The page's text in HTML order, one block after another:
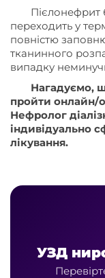
Пієлонефрит
переходить у
повністю
тканинного
випадку
Нагадуємо,
пройти онлайн/
Нефролог
індивідуально
лікування.
УЗД